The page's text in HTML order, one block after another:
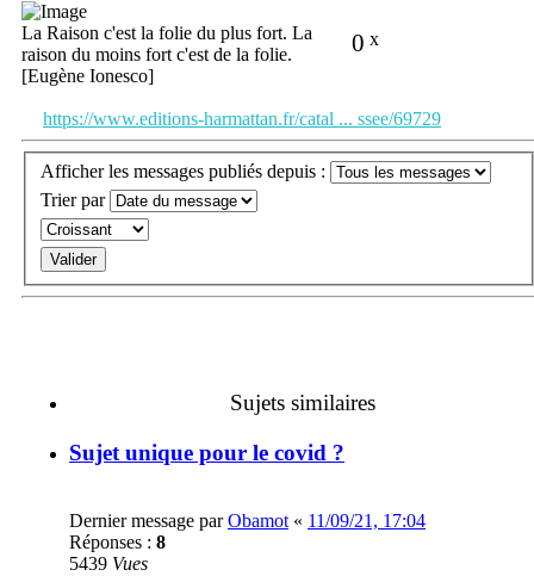
0 x
La Raison c'est la folie du plus fort. La
raison du moins fort c'est de la folie.
[Eugène Ionesco]
https://www.editions-harmattan.fr/catal ... ssee/69729
Afficher les messages publiés depuis :
Trier par
Sujets similaires
Sujet unique pour le covid ?
Dernier message parObamot « 11/09/21, 17:04
Réponses : 8
5439 Vues